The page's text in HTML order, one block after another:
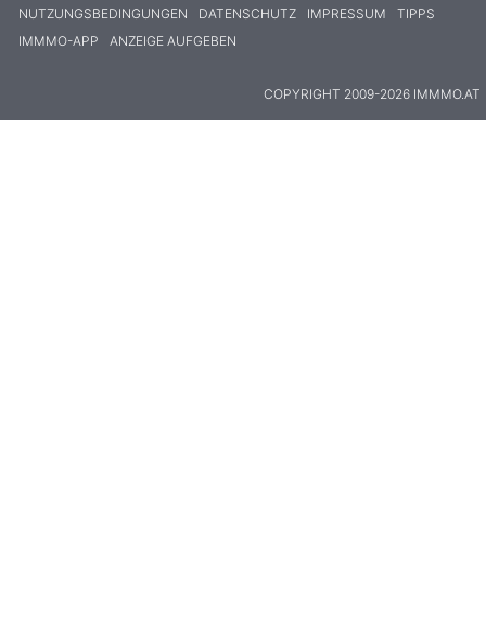
NUTZUNGSBEDINGUNGEN DATENSCHUTZ IMPRESSUM
TIPPS
IMMMO-APP
ANZEIGE AUFGEBEN
COPYRIGHT 2009-2026 IMMMO.AT